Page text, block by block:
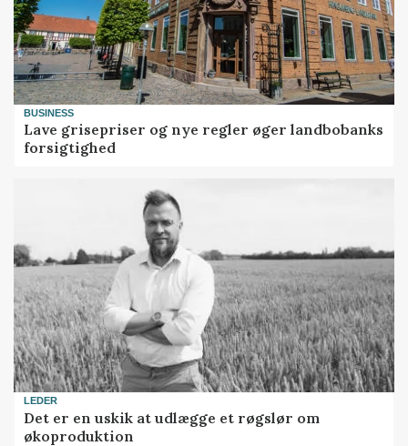
BUSINESS
Lave grisepriser og nye regler øger landbobanks
forsigtighed
LEDER
Det er en uskik at udlægge et røgslør om
økoproduktion